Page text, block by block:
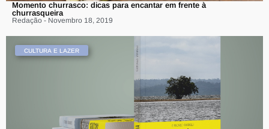
Momento churrasco: dicas para encantar em frente à
churrasqueira
Redação - Novembro 18, 2019
CULTURA E LAZER